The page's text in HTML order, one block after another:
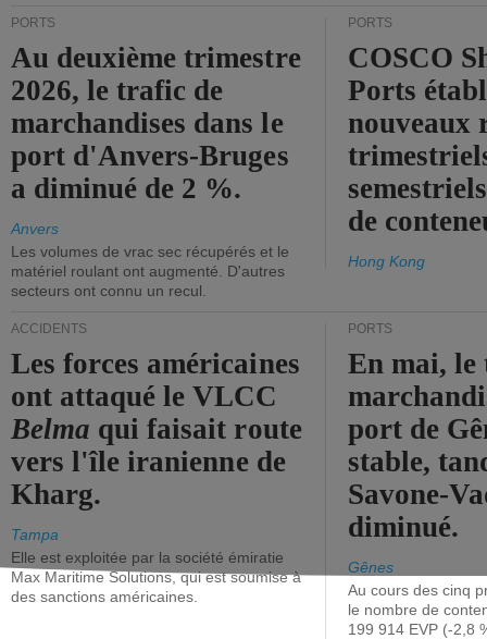
PORTS
Au deuxième trimestre
2026, le trafic de
marchandises dans le
port d'Anvers-Bruges
a diminué de 2 %.
Anvers
Les volumes de vrac sec récupérés et le
matériel roulant ont augmenté. D'autres
secteurs ont connu un recul.
PORTS
COSCO
Ports
nouveaux
de
Hong Kong
ACCIDENTS
Les forces américaines
ont attaqué le VLCC
Belma qui faisait route
vers l'île iranienne de
Kharg.
Tampa
Elle est exploitée par la société émiratie
Max Maritime Solutions, qui est soumise à
des sanctions américaines.
PORTS
En mai, le
port de
stable,
Savone-
diminué.
Gênes
Au cours des cinq
le nombre de
199 914 EVP (-2,8